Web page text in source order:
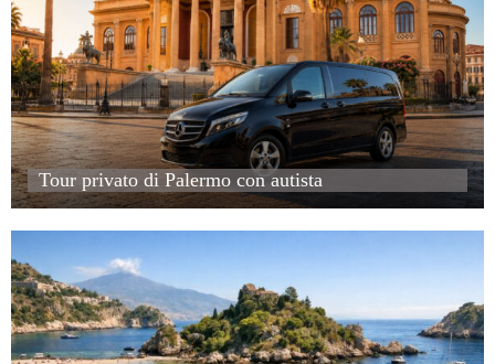
Tour privato di Palermo con autista
Tour privato di Palermo con autista